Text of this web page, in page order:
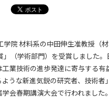
学院 材料系の中田伸生准教授（
（学術部門）を受賞しました
業技術の進歩発達に寄与する
うな新進気鋭の研究者、技術
会春期講演大会で行われました。